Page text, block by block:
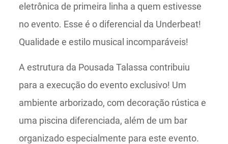
eletrônica de primeira linha a quem estivesse
no evento. Esse é o diferencial da Underbeat!
Qualidade e estilo musical incomparáveis!
A estrutura da Pousada Talassa contribuiu
para a execução do evento exclusivo! Um
ambiente arborizado, com decoração rústica e
uma piscina diferenciada, além de um bar
organizado especialmente para este evento.